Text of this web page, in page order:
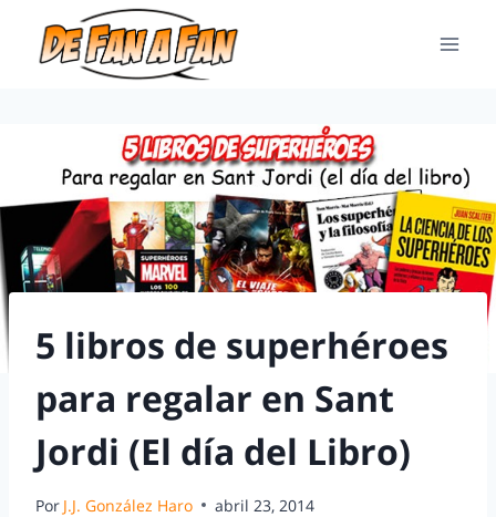
5 libros de superhéroes
para regalar en Sant
Jordi (El día del Libro)
Por J.J. González Haro abril 23, 2014